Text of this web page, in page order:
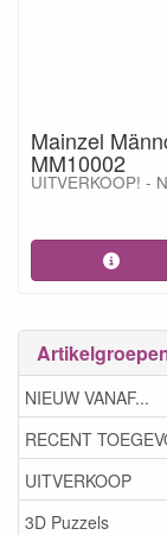
NIEUW VANAF...
RECENT
UITVERKOOP
3D Puzzels
Mainzel
MM10002
UITVERKOOP! -